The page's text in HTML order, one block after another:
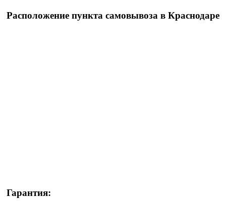
Расположение пункта самовывоза в Краснодаре
Гарантия: